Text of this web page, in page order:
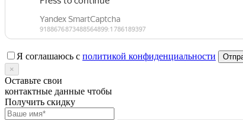
Я соглашаюсь с политикой конфиденциальности
×
Оставьте свои
контактные данные чтобы
Получить скидку